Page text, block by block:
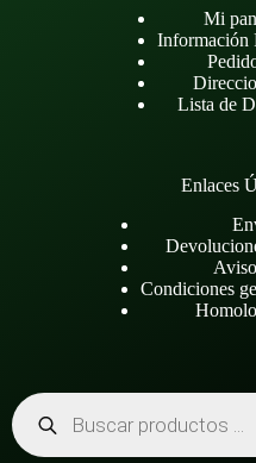
Mi
Información
Lista de
Enlaces
Condiciones
Búsqueda
de
productos